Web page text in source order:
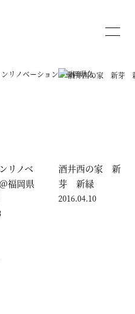
リノベ
福岡県
酒井西の家 新
芽 新緑
2016.04.10